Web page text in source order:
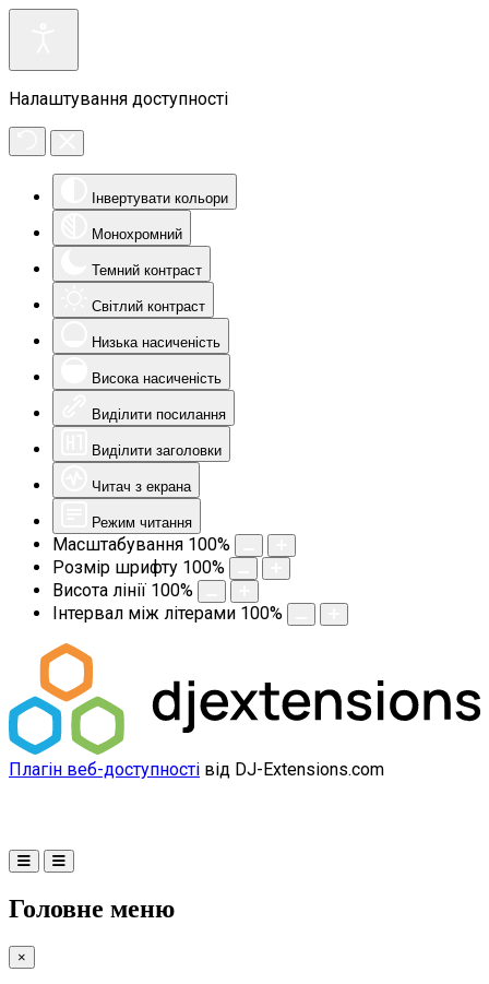
Налаштування доступності
Інвертувати кольори
Монохромний
Темний контраст
Світлий контраст
Низька насиченість
Висока насиченість
Виділити посилання
Виділити заголовки
Читач з екрана
Режим читання
Масштабування 100%
Розмір шрифту 100%
Висота лінії 100%
Інтервал між літерами 100%
Плагін веб-доступності від DJ-Extensions.com
Головне меню
×